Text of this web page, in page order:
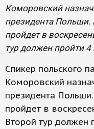
Коморовский
президента Польши.
пройдет в
тур должен пройти
Спикер польского
Коморовский
президента
пройдет в
Второй тур должен